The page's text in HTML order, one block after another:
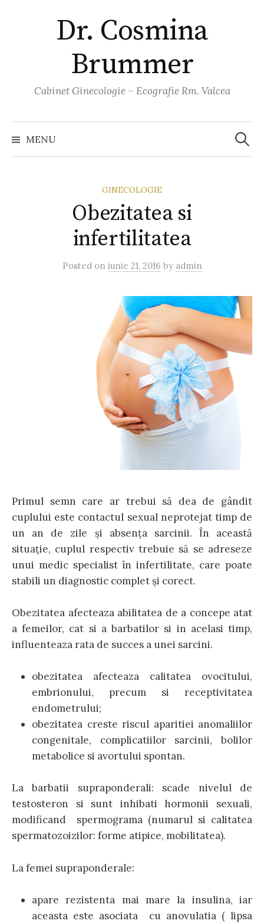
Dr. Cosmina
Brummer
Cabinet Ginecologie – Ecografie Rm. Valcea
MENU
Caută
după:
GINECOLOGIE
Obezitatea si
infertilitatea
Posted on iunie 21, 2016 by admin
Primul semn care ar trebui să dea de gândit
cuplului este contactul sexual neprotejat timp de
un an de zile şi absenţa sarcinii. În această
situaţie, cuplul respectiv trebuie să se adreseze
unui medic specialist în infertilitate, care poate
stabili un diagnostic complet şi corect.
Obezitatea afecteaza abilitatea de a concepe atat
a femeilor, cat si a barbatilor si in acelasi timp,
influenteaza rata de succes a unei sarcini.
obezitatea afecteaza calitatea ovocitului,
embrionului, precum si receptivitatea
endometrului;
obezitatea creste riscul aparitiei anomaliilor
congenitale, complicatiilor sarcinii, bolilor
metabolice si avortului spontan.
La barbatii supraponderali: scade nivelul de
testosteron si sunt inhibati hormonii sexuali,
modificand spermograma (numarul si calitatea
spermatozoizilor: forme atipice, mobilitatea).
La femei supraponderale:
apare rezistenta mai mare la insulina, iar
aceasta este asociata cu anovulatia ( lipsa